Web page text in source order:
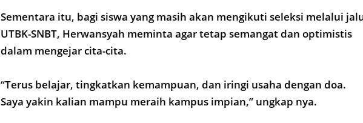
Sementara itu, bagi siswa yang masih akan mengikuti seleksi melalui
UTBK-SNBT, Herwansyah meminta agar tetap semangat dan optimistis
dalam mengejar cita-cita.
“Terus belajar, tingkatkan kemampuan, dan iringi usaha dengan doa.
Saya yakin kalian mampu meraih kampus impian,” ungkap nya.